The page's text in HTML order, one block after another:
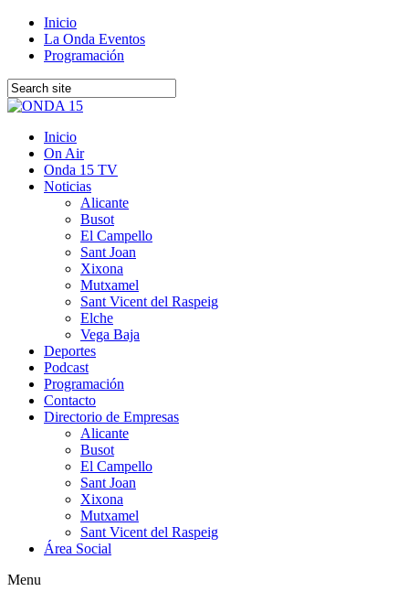
Inicio
La Onda Eventos
Programación
Inicio
On Air
Onda 15 TV
Noticias
Alicante
Busot
El Campello
Sant Joan
Xixona
Mutxamel
Sant Vicent del Raspeig
Elche
Vega Baja
Deportes
Podcast
Programación
Contacto
Directorio de Empresas
Alicante
Busot
El Campello
Sant Joan
Xixona
Mutxamel
Sant Vicent del Raspeig
Área Social
Menu